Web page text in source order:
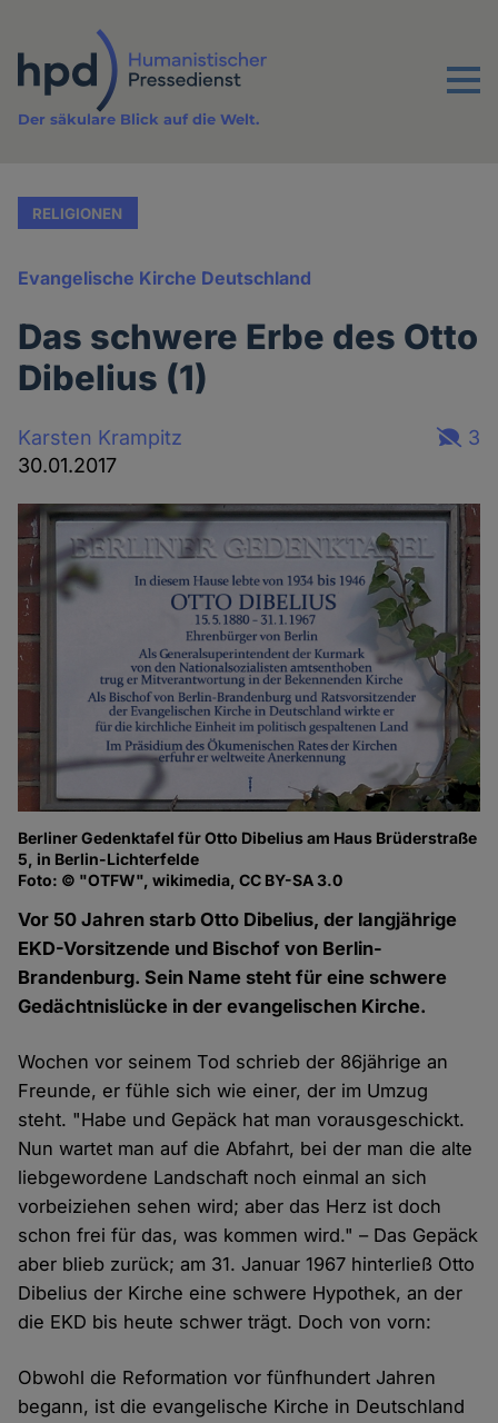
Inhalt
Menu
Der säkulare Blick auf die Welt.
RELIGIONEN
Evangelische Kirche Deutschland
Das schwere Erbe des Otto
Dibelius (1)
Karsten Krampitz
30.01.2017
3
Berliner Gedenktafel für Otto Dibelius am Haus Brüderstraße
5, in Berlin-Lichterfelde
Foto: © "OTFW", wikimedia, CC BY-SA 3.0
Vor 50 Jahren starb Otto Dibelius, der langjährige
EKD-Vorsitzende und Bischof von Berlin-
Brandenburg. Sein Name steht für eine schwere
Gedächtnislücke in der evangelischen Kirche.
Wochen vor seinem Tod schrieb der 86jährige an
Freunde, er fühle sich wie einer, der im Umzug
steht. "Habe und Gepäck hat man vorausgeschickt.
Nun wartet man auf die Abfahrt, bei der man die alte
liebgewordene Landschaft noch einmal an sich
vorbeiziehen sehen wird; aber das Herz ist doch
schon frei für das, was kommen wird." – Das Gepäck
aber blieb zurück; am 31. Januar 1967 hinterließ Otto
Dibelius der Kirche eine schwere Hypothek, an der
die EKD bis heute schwer trägt. Doch von vorn:
Obwohl die Reformation vor fünfhundert Jahren
begann, ist die evangelische Kirche in Deutschland